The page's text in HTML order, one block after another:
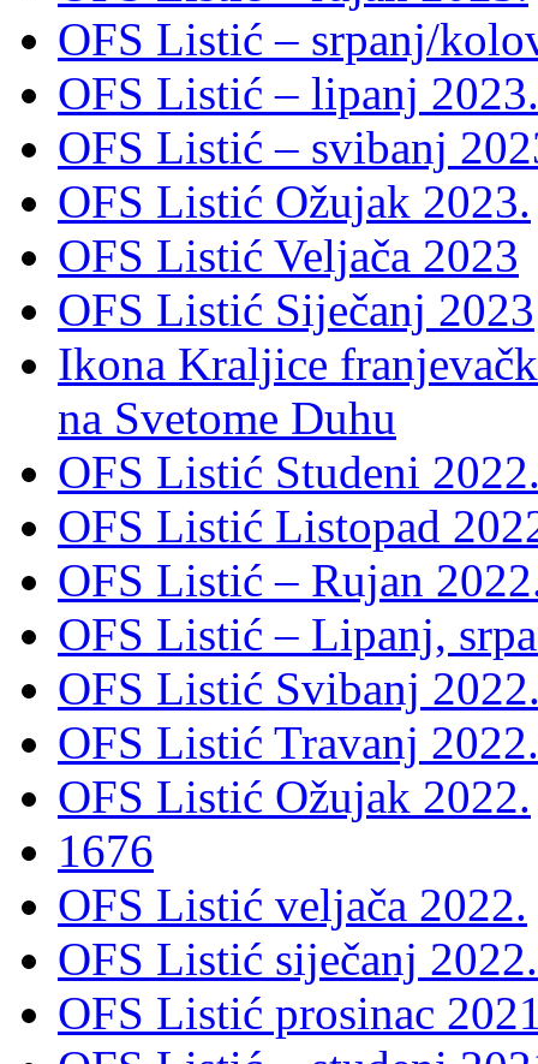
OFS Listić – srpanj/
OFS Listić – lipanj 2023.
OFS Listić – svibanj
OFS Listić Ožujak 2023.
OFS Listić Veljača 2023
OFS Listić Siječanj 2023
Ikona Kraljice
na Svetome Duhu
OFS Listić Studeni
OFS Listić Listopad
OFS Listić – Rujan
OFS Listić – Lipanj,
OFS Listić Svibanj
OFS Listić Travanj 2022.
OFS Listić Ožujak 2022.
1676
OFS Listić veljača 2022.
OFS Listić siječanj 2022.
OFS Listić prosinac